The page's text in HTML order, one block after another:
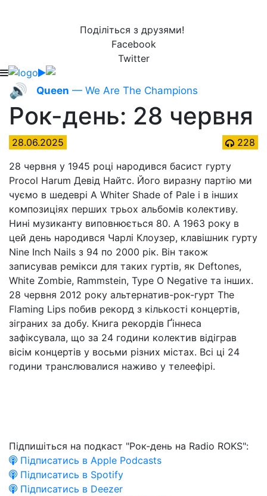
Поділіться з друзями!
Facebook
Twitter
🔊 Queen — We Are The Champions
Рок-день: 28 червня
28.06.2025
228
28 червня у 1945 році народився басист гурту
Procol Harum Девід Найтс. Його виразну партію ми
чуємо в шедеврі A Whiter Shade of Pale і в інших
композиціях перших трьох альбомів колективу.
Нині музиканту виповнюється 80. А 1963 року в
цей день народився Чарлі Клоузер, клавішник гурту
Nine Inch Nails з 94 по 2000 рік. Він також
записував ремікси для таких гуртів, як Deftones,
White Zombie, Rammstein, Type O Negative та інших.
28 червня 2012 року альтернатив-рок-гурт The
Flaming Lips побив рекорд з кількості концертів,
зіграних за добу. Книга рекордів Ґіннеса
зафіксувала, що за 24 години колектив відіграв
вісім концертів у восьми різних містах. Всі ці 24
години транслювалися наживо у телеефірі.
Підпишіться на подкаст "Рок-день на Radio ROKS":
Підписатись в Apple Podcasts
Підписатись в Spotify
Підписатись в Deezer